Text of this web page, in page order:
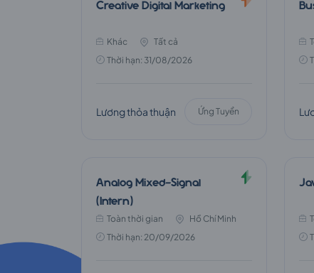
Telecom
Creative Digital Marketing
Khác
Tất cả
Thời hạn: 31/08/2026
Lương thỏa thuận Ứng Tuyển
Analog Mixed-Signal
(Intern)
Toàn thời gian
Hồ Chí Minh
Thời hạn: 20/09/2026